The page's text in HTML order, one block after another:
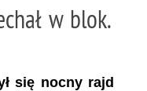
w blok.
się nocny rajd